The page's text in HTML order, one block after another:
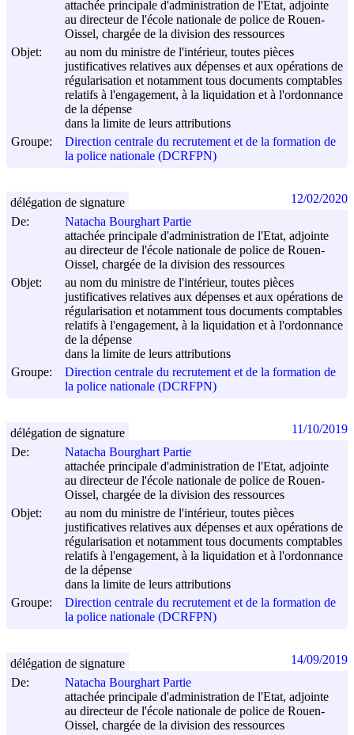
attachée principale d'administration de l'Etat, adjointe
au directeur de l'école nationale de police de Rouen-
Oissel, chargée de la division des ressources
Objet:
au nom du ministre de l'intérieur, toutes pièces
justificatives relatives aux dépenses et aux opérations de
régularisation et notamment tous documents comptables
relatifs à l'engagement, à la liquidation et à l'ordonnance
de la dépense
dans la limite de leurs attributions
Groupe:
Direction centrale du recrutement et de la formation de
la police nationale (DCRFPN)
De:
Natacha Bourghart Partie
attachée principale d'administration de l'Etat, adjointe
au directeur de l'école nationale de police de Rouen-
Oissel, chargée de la division des ressources
Objet:
au nom du ministre de l'intérieur, toutes pièces
justificatives relatives aux dépenses et aux opérations de
régularisation et notamment tous documents comptables
relatifs à l'engagement, à la liquidation et à l'ordonnance
de la dépense
dans la limite de leurs attributions
Groupe:
Direction centrale du recrutement et de la formation de
la police nationale (DCRFPN)
délégation de signature 12/02/2020
De:
Natacha Bourghart Partie
attachée principale d'administration de l'Etat, adjointe
au directeur de l'école nationale de police de Rouen-
Oissel, chargée de la division des ressources
Objet:
au nom du ministre de l'intérieur, toutes pièces
justificatives relatives aux dépenses et aux opérations de
régularisation et notamment tous documents comptables
relatifs à l'engagement, à la liquidation et à l'ordonnance
de la dépense
dans la limite de leurs attributions
Groupe:
Direction centrale du recrutement et de la formation de
la police nationale (DCRFPN)
délégation de signature 11/10/2019
De:
Natacha Bourghart Partie
attachée principale d'administration de l'Etat, adjointe
au directeur de l'école nationale de police de Rouen-
Oissel, chargée de la division des ressources
délégation de signature 14/09/2019